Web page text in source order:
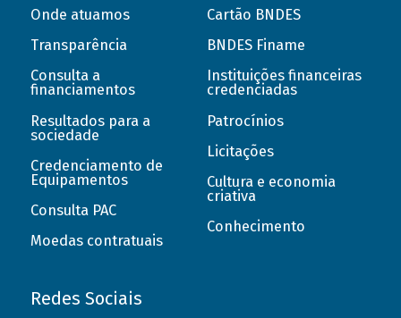
Onde atuamos
Transparência
Consulta a
financiamentos
Resultados para a
sociedade
Credenciamento de
Equipamentos
Consulta PAC
Moedas contratuais
Cartão BNDES
BNDES Finame
Instituições financeiras
credenciadas
Patrocínios
Licitações
Cultura e economia
criativa
Conhecimento
Redes Sociais